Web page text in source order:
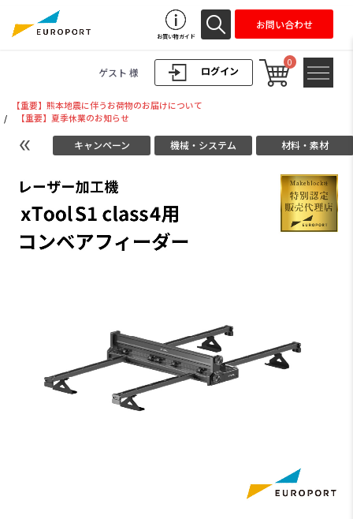
ログイン
ゲスト 様
0
お買い物ガイド
お問い合わせ
【重要】熊本地震に伴うお荷物のお届けについて
/
【重要】夏季休業のお知らせ
キャンペーン 機械・システム 材料・素材